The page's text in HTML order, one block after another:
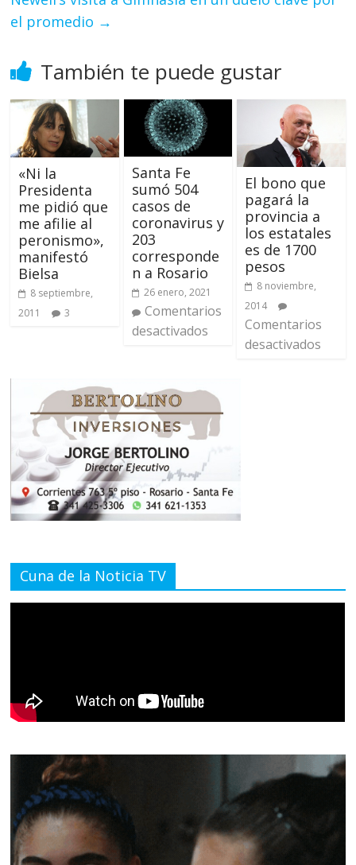
el promedio →
También te puede gustar
«Ni la
Presidenta
me pidió que
me afilie al
peronismo»,
manifestó
Bielsa
8 septiembre,
2011
3
Santa Fe
sumó 504
casos de
coronavirus y
203
corresponde
n a Rosario
26 enero, 2021
Comentarios
desactivados
El bono que
pagará la
provincia a
los estatales
es de 1700
pesos
8 noviembre,
2014
Comentarios
desactivados
Cuna de la Noticia TV